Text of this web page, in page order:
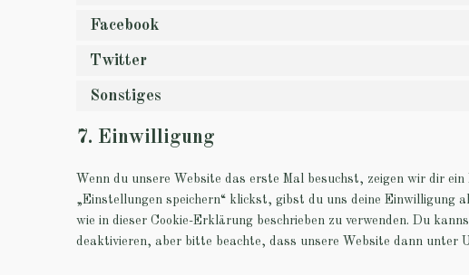
Facebook
Twitter
Sonstiges
7. Einwilligung
Wenn du unsere Website das erste Mal besuchst, zeigen wir dir
„Einstellungen speichern“ klickst, gibst du uns deine Einwilligung
wie in dieser Cookie-Erklärung beschrieben zu verwenden. Du
deaktivieren, aber bitte beachte, dass unsere Website dann unter